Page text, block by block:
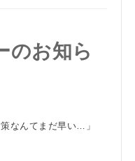
のお知ら
なんてまだ早い…」